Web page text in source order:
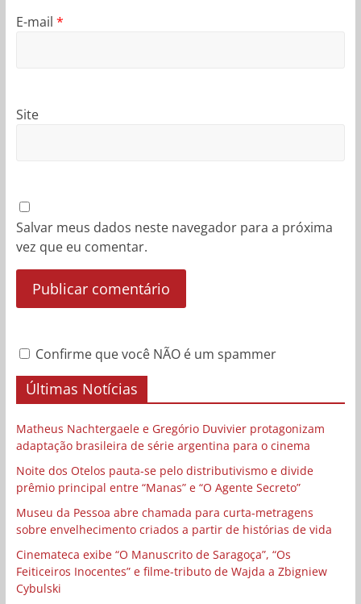
E-mail *
Site
Salvar meus dados neste navegador para a próxima
vez que eu comentar.
Confirme que você NÃO é um spammer
Últimas Notícias
Matheus Nachtergaele e Gregório Duvivier protagonizam
adaptação brasileira de série argentina para o cinema
Noite dos Otelos pauta-se pelo distributivismo e divide
prêmio principal entre “Manas” e “O Agente Secreto”
Museu da Pessoa abre chamada para curta-metragens
sobre envelhecimento criados a partir de histórias de vida
Cinemateca exibe “O Manuscrito de Saragoça”, “Os
Feiticeiros Inocentes” e filme-tributo de Wajda a Zbigniew
Cybulski